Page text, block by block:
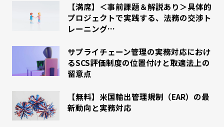
【満席】＜事前課題＆解説あり＞具体的
プロジェクトで実践する、法務の交渉ト
レーニング…
サプライチェーン管理の実務対応におけ
るSCS評価制度の位置付けと取適法上の
留意点
【無料】米国輸出管理規制（EAR）の最
新動向と実務対応